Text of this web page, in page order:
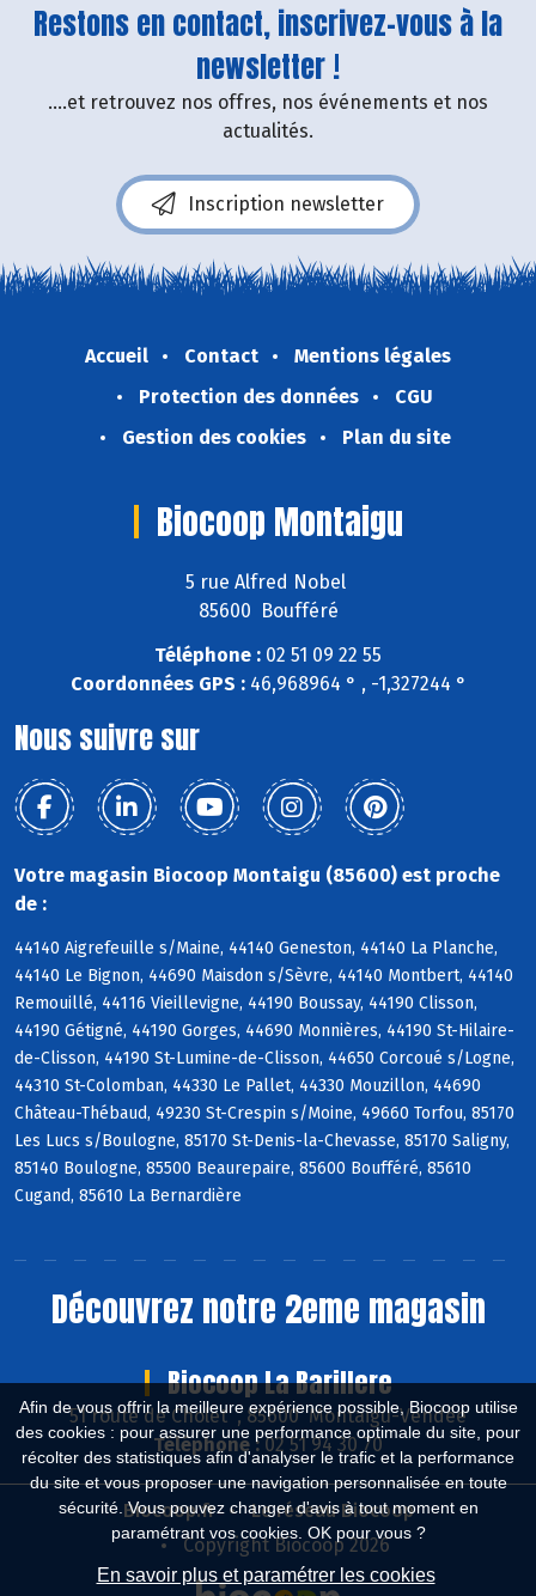
Afin de vous offrir la meilleure expérience possible, Biocoop utilise
des cookies : pour assurer une performance optimale du site, pour
récolter des statistiques afin d'analyser le trafic et la performance
du site et vous proposer une navigation personnalisée en toute
sécurité. Vous pouvez changer d'avis à tout moment en
paramétrant vos cookies. OK pour vous ?
En savoir plus et paramétrer les cookies
Restons en contact, inscrivez-vous à la
newsletter !
....et retrouvez nos offres, nos événements et nos
actualités.
Inscription newsletter
Accueil Contact
Mentions légales
Protection des données
CGU
Gestion des cookies
Plan du site
Biocoop Montaigu
5 rue Alfred Nobel
85600 Boufféré
Téléphone : 02 51 09 22 55
Coordonnées GPS :46,968964 ° , -1,327244 °
Nous suivre sur
Votre magasin Biocoop Montaigu (85600) est proche
de :
44140 Aigrefeuille s/Maine, 44140 Geneston, 44140 La Planche,
44140 Le Bignon, 44690 Maisdon s/Sèvre, 44140 Montbert, 44140
Remouillé, 44116 Vieillevigne, 44190 Boussay, 44190 Clisson,
44190 Gétigné, 44190 Gorges, 44690 Monnières, 44190 St-Hilaire-
de-Clisson, 44190 St-Lumine-de-Clisson, 44650 Corcoué s/Logne,
44310 St-Colomban, 44330 Le Pallet, 44330 Mouzillon, 44690
Château-Thébaud, 49230 St-Crespin s/Moine, 49660 Torfou, 85170
Les Lucs s/Boulogne, 85170 St-Denis-la-Chevasse, 85170 Saligny,
85140 Boulogne, 85500 Beaurepaire, 85600 Boufféré, 85610
Cugand, 85610 La Bernardière
Découvrez notre 2eme magasin
Biocoop La Barillere
51 route de Cholet , 85600 Montaigu-Vendée
Téléphone :02 51 94 30 70
Biocoop.fr
Le réseau Biocoop
Copyright Biocoop 2026